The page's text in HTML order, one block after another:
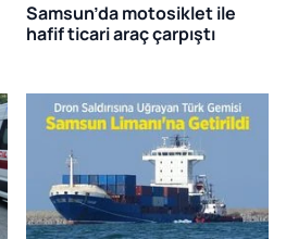
Samsun’da motosiklet ile
hafif ticari araç çarpıştı